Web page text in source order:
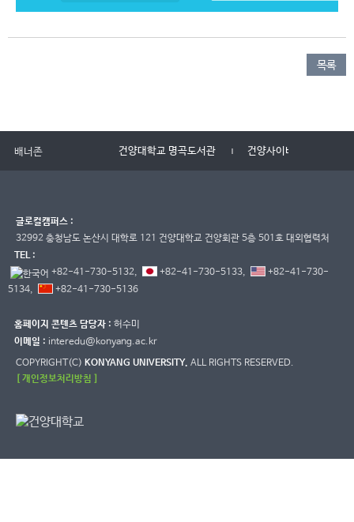
목록
배너존 건양대학교 명곡도서관 건양사이버대학교
글로컬캠퍼스 :
32992 충청남도 논산시 대학로 121 건양대학교 건양회관 5층 501호 대외협력처
TEL :
+82-41-730-5132,
+82-41-730-5133,
+82-41-730-
5134,
+82-41-730-5136
홈페이지 콘텐츠 담당자 : 허수미
이메일 : interedu@konyang.ac.kr
COPYRIGHT(C) KONYANG UNIVERSITY. ALL RIGHTS RESERVED.
[ 개인정보처리방침 ]